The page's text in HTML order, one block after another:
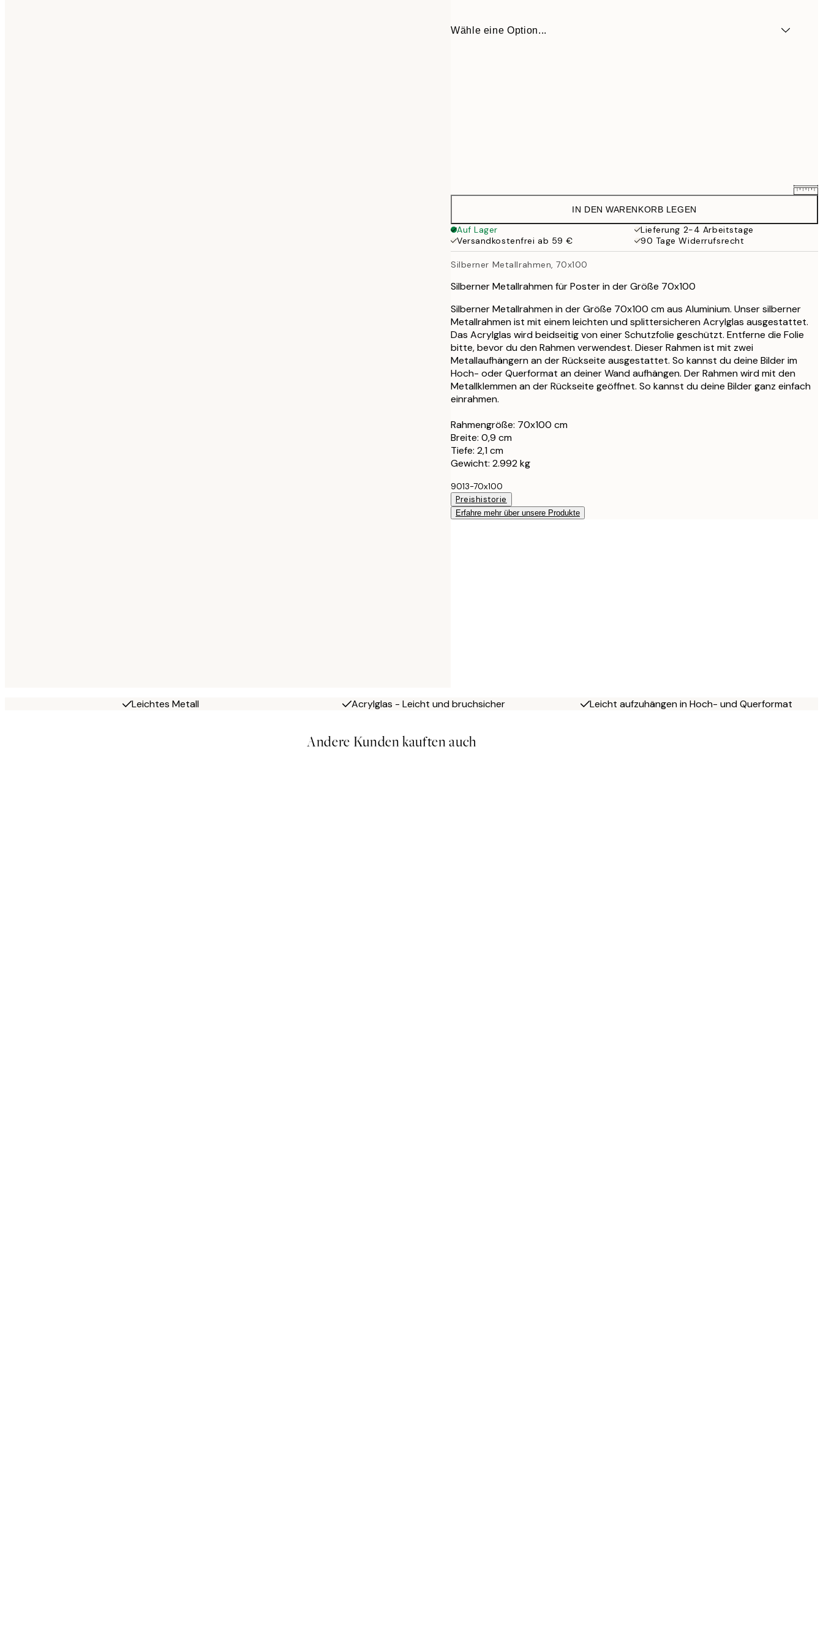
Wähle eine Option...
8,95 €
13 €
40x50 cm
39 €
50x50 cm 33,15 €
50x70 cm 38,21 €
44,95 €
56,95 €
IN DEN WARENKORB LEGEN
Auf Lager
Lieferung 2-4 Arbeitstage
Versandkostenfrei ab 59 €
90 Tage Widerrufsrecht
Silberner Metallrahmen, 70x100
Silberner Metallrahmen für Poster in der Größe 70x100
Silberner Metallrahmen in der Größe 70x100 cm aus Aluminium. Unser silberner
Metallrahmen ist mit einem leichten und splittersicheren Acrylglas ausgestattet.
Das Acrylglas wird beidseitig von einer Schutzfolie geschützt. Entferne die Folie
bitte, bevor du den Rahmen verwendest. Dieser Rahmen ist mit zwei
Metallaufhängern an der Rückseite ausgestattet. So kannst du deine Bilder im
Hoch- oder Querformat an deiner Wand aufhängen. Der Rahmen wird mit den
Metallklemmen an der Rückseite geöffnet. So kannst du deine Bilder ganz einfach
einrahmen.
Rahmengröße: 70x100 cm
Breite: 0,9 cm
Tiefe: 2,1 cm
Gewicht: 2.992 kg
9013-70x100
Preishistorie
Erfahre mehr über unsere Produkte
Leichtes Metall Acrylglas - Leicht und bruchsicher Leicht aufzuhängen in Hoch- und Querformat
Andere Kunden kauften auch